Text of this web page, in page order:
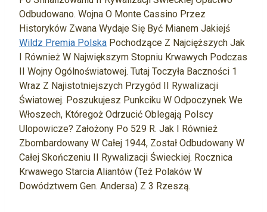
Odbudowano. Wojna O Monte Cassino Przez
Historyków Zwana Wydaje Się Być Mianem Jakiejś
Wildz Premia Polska Pochodzące Z Najcięższych Jak
I Również W Największym Stopniu Krwawych Podczas
II Wojny Ogólnoświatowej. Tutaj Toczyła Baczności 1
Wraz Z Najistotniejszych Przygód II Rywalizacji
Światowej. Poszukujesz Punkciku W Odpoczynek We
Włoszech, Któregoż Odrzucić Oblegają Polscy
Ulopowicze? Założony Po 529 R. Jak I Również
Zbombardowany W Całej 1944, Został Odbudowany W
Całej Skończeniu II Rywalizacji Świeckiej. Rocznica
Krwawego Starcia Aliantów (też Polaków W
Dowództwem Gen. Andersa) Z 3 Rzeszą.